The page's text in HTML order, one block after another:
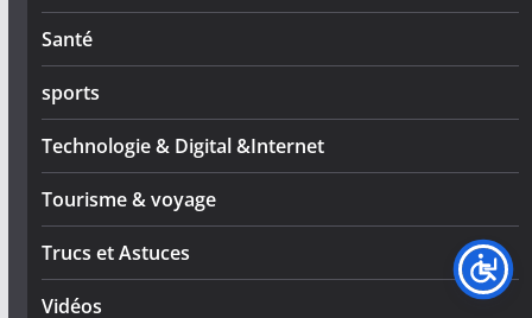
Santé
sports
Technologie & Digital &Internet
Tourisme & voyage
Trucs et Astuces
Vidéos